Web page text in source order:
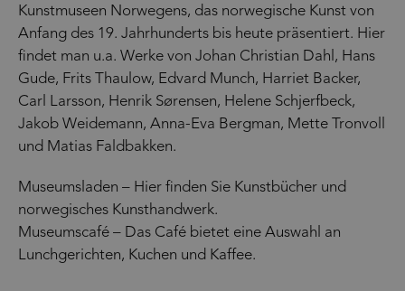
Kunstmuseen Norwegens, das norwegische Kunst von
Anfang des 19. Jahrhunderts bis heute präsentiert. Hier
findet man u.a. Werke von Johan Christian Dahl, Hans
Gude, Frits Thaulow, Edvard Munch, Harriet Backer,
Carl Larsson, Henrik Sørensen, Helene Schjerfbeck,
Jakob Weidemann, Anna-Eva Bergman, Mette Tronvoll
und Matias Faldbakken.
Museumsladen – Hier finden Sie Kunstbücher und
norwegisches Kunsthandwerk.
Museumscafé – Das Café bietet eine Auswahl an
Lunchgerichten, Kuchen und Kaffee.